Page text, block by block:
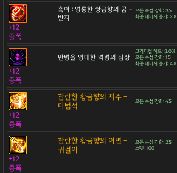
흑아 : 영롱한 황금향의 꿈 -
반지
모든 속성 강화: 35
최종 데미지 증가: 2%
+12
증폭
만병을 잉태한 역병의 심장
크리티컬 히트: 3.0%
모든 속성 강화: 15
최종 데미지 증가: 4%
+12
증폭
찬란한 황금향의 저주 -
마법석
모든 속성 강화: 45
+12
증폭
찬란한 황금향의 이면 -
귀걸이
모든 속성 강화: 25
스탯: 100
+12
증폭